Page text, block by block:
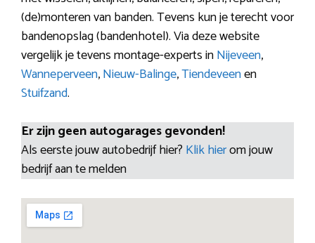
(de)monteren van banden. Tevens kun je terecht voor
bandenopslag (bandenhotel). Via deze website
vergelijk je tevens montage-experts inNijeveen,
Wanneperveen,Nieuw-Balinge,Tiendeveenen
Stuifzand.
Er zijn geen autogarages gevonden!
Als eerste jouw autobedrijf hier? Klik hierom jouw
bedrijf aan te melden